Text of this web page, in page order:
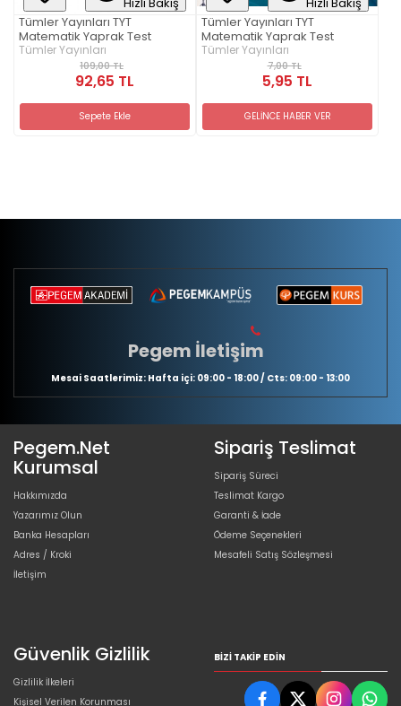
Tümler Yayınları TYT
Matematik Yaprak Test
Tümler Yayınları
109,00 TL
92,65 TL
Sepete Ekle
Tümler Yayınları TYT
Matematik Yaprak Test
Tümler Yayınları
7,00 TL
5,95 TL
GELİNCE HABER VER
Pegem İletişim
Mesai Saatlerimiz: Hafta içi: 09:00 - 18:00 / Cts: 09:00 - 13:00
Pegem.Net
Kurumsal
Hakkımızda
Yazarımız Olun
Banka Hesapları
Adres / Kroki
İletişim
Sipariş Teslimat
Sipariş Süreci
Teslimat Kargo
Garanti & İade
Ödeme Seçenekleri
Mesafeli Satış Sözleşmesi
Güvenlik Gizlilik
Gizlilik İlkeleri
Kişisel Verilen Korunması
BIZI TAKIP EDIN